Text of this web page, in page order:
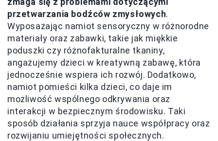
przetwarzania bodźców zmysłowych.
Wyposażając namiot sensoryczny w różnorodne
materiały oraz zabawki, takie jak miękkie
poduszki czy różnofakturalne tkaniny,
angażujemy dzieci w kreatywną zabawę, która
jednocześnie wspiera ich rozwój. Dodatkowo,
namiot pomieści kilka dzieci, co daje im
możliwość wspólnego odkrywania oraz
interakcji w bezpiecznym środowisku. Taki
sposób działania sprzyja nauce współpracy oraz
rozwijaniu umiejętności społecznych.